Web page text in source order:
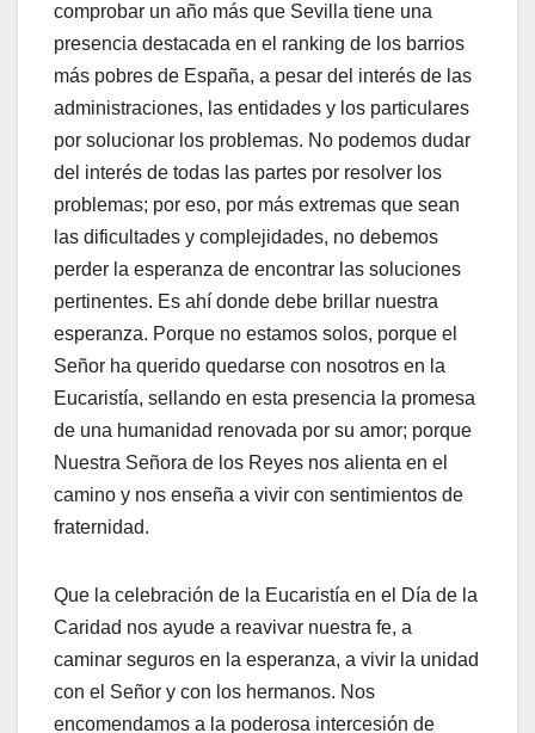
comprobar un año más que Sevilla tiene una
presencia destacada en el ranking de los barrios
más pobres de España, a pesar del interés de las
administraciones, las entidades y los particulares
por solucionar los problemas. No podemos dudar
del interés de todas las partes por resolver los
problemas; por eso, por más extremas que sean
las dificultades y complejidades, no debemos
perder la esperanza de encontrar las soluciones
pertinentes. Es ahí donde debe brillar nuestra
esperanza. Porque no estamos solos, porque el
Señor ha querido quedarse con nosotros en la
Eucaristía, sellando en esta presencia la promesa
de una humanidad renovada por su amor; porque
Nuestra Señora de los Reyes nos alienta en el
camino y nos enseña a vivir con sentimientos de
fraternidad.
Que la celebración de la Eucaristía en el Día de la
Caridad nos ayude a reavivar nuestra fe, a
caminar seguros en la esperanza, a vivir la unidad
con el Señor y con los hermanos. Nos
encomendamos a la poderosa intercesión de